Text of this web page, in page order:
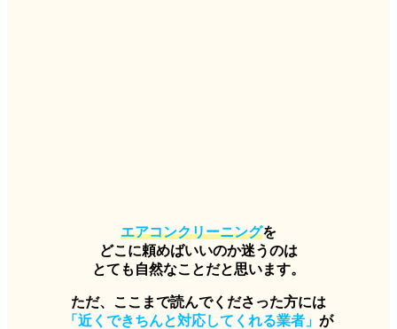
エアコンクリーニングを
どこに頼めばいいのか迷うのは
とても自然なことだと思います。
ただ、ここまで読んでくださった方には
「近くできちんと対応してくれる業者」 が